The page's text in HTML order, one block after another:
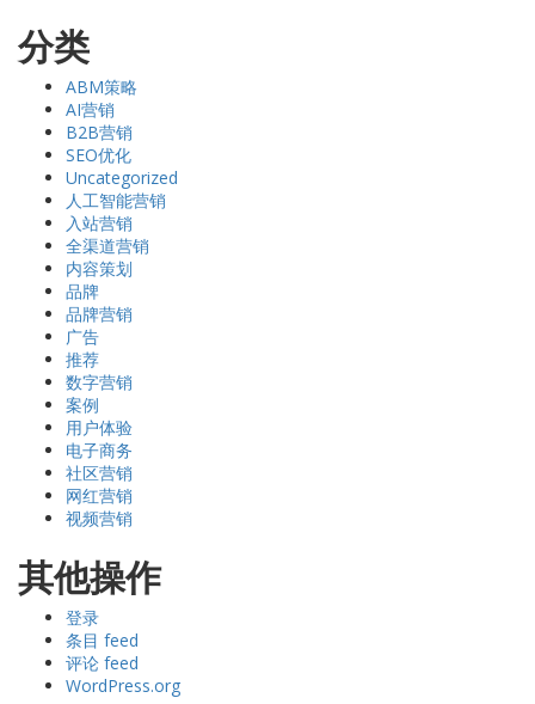
分类
ABM策略
AI营销
B2B营销
SEO优化
Uncategorized
人工智能营销
入站营销
全渠道营销
内容策划
品牌
品牌营销
广告
推荐
数字营销
案例
用户体验
电子商务
社区营销
网红营销
视频营销
其他操作
登录
条目 feed
评论 feed
WordPress.org